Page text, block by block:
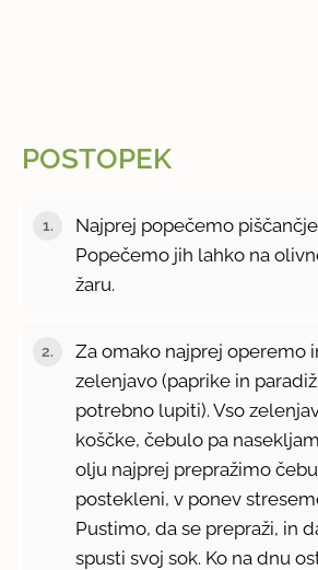
POSTOPEK
Najprej popečemo
Popečemo jih lahko na
žaru.
Za omako najprej operemo
zelenjavo (paprike in
potrebno lupiti). Vso
koščke, čebulo pa
olju najprej prepražimo
postekleni, v ponev
Pustimo, da se prepraži, in
spusti svoj sok. Ko na dnu